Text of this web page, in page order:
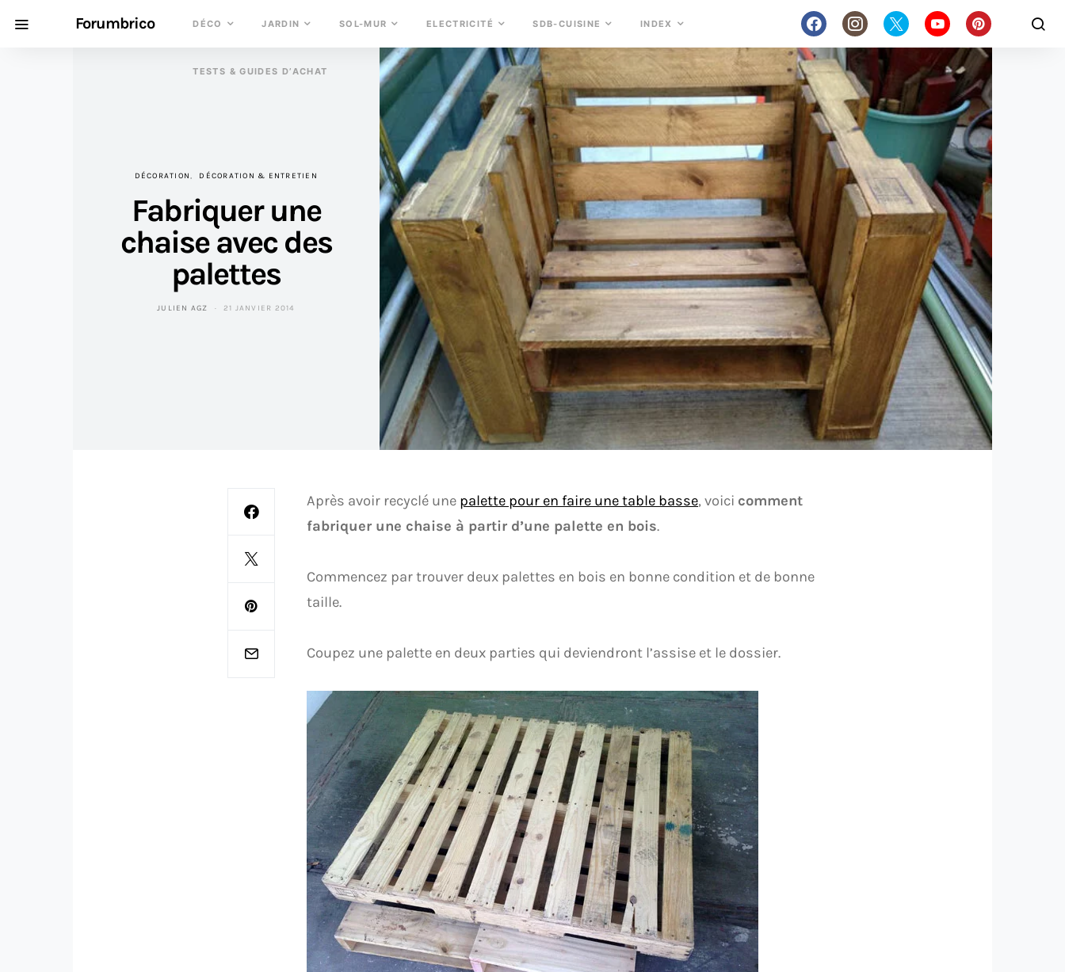
Forumbrico DÉCO JARDIN SOL-MUR ELECTRICITÉ SDB-CUISINE INDEX
TESTS & GUIDES D’ACHAT
DÉCORATION DÉCORATION & ENTRETIEN
Fabriquer une
chaise avec des
palettes
JULIEN AGZ 21 JANVIER 2014
Après avoir recyclé une palette pour en faire une table basse, voici comment
fabriquer une chaise à partir d’une palette en bois.
Commencez par trouver deux palettes en bois en bonne condition et de bonne
taille.
Coupez une palette en deux parties qui deviendront l’assise et le dossier.